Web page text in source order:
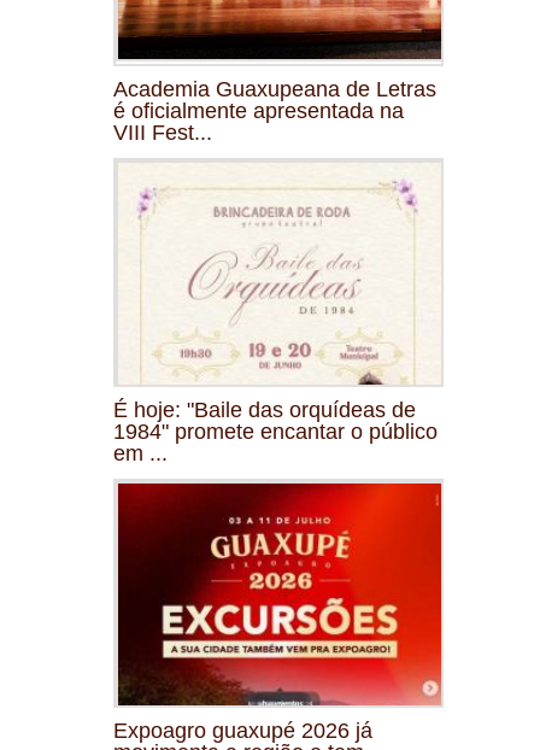
Academia Guaxupeana de Letras
é oficialmente apresentada na
VIII Fest...
É hoje: "Baile das orquídeas de
1984" promete encantar o público
em ...
Expoagro guaxupé 2026 já